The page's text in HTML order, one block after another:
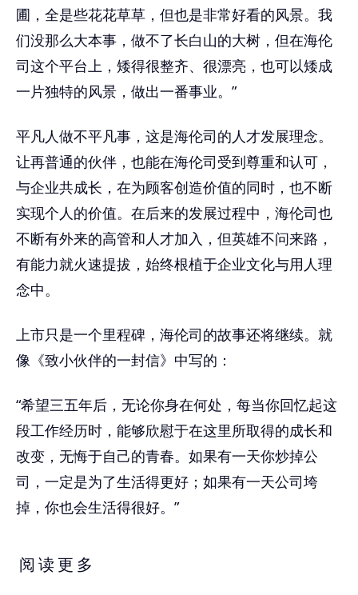
圃，全是些花花草草，但也是非常好看的风景。我
们没那么大本事，做不了长白山的大树，但在海伦
司这个平台上，矮得很整齐、很漂亮，也可以矮成
一片独特的风景，做出一番事业。”
平凡人做不平凡事，这是海伦司的人才发展理念。
让再普通的伙伴，也能在海伦司受到尊重和认可，
与企业共成长，在为顾客创造价值的同时，也不断
实现个人的价值。在后来的发展过程中，海伦司也
不断有外来的高管和人才加入，但英雄不问来路，
有能力就火速提拔，始终根植于企业文化与用人理
念中。
上市只是一个里程碑，海伦司的故事还将继续。就
像《致小伙伴的一封信》中写的：
“希望三五年后，无论你身在何处，每当你回忆起这
段工作经历时，能够欣慰于在这里所取得的成长和
改变，无悔于自己的青春。如果有一天你炒掉公
司，一定是为了生活得更好；如果有一天公司垮
掉，你也会生活得很好。”
阅读更多